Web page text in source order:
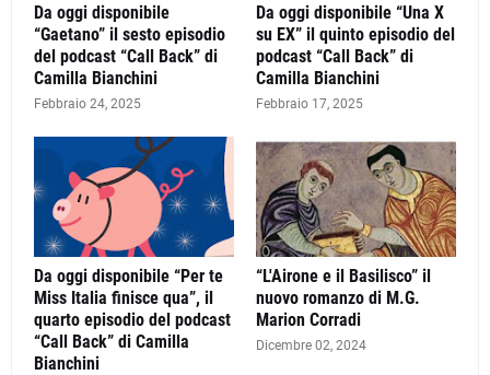
Da oggi disponibile
“Gaetano” il sesto episodio
del podcast “Call Back” di
Camilla Bianchini
Febbraio 24, 2025
Da oggi disponibile “Una X
su EX” il quinto episodio del
podcast “Call Back” di
Camilla Bianchini
Febbraio 17, 2025
Da oggi disponibile “Per te
Miss Italia finisce qua”, il
quarto episodio del podcast
“Call Back” di Camilla
Bianchini
“L'Airone e il Basilisco” il
nuovo romanzo di M.G.
Marion Corradi
Dicembre 02, 2024